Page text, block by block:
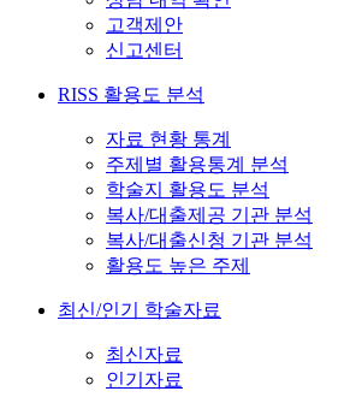
고객제안
신고센터
RISS 활용도 분석
자료 현황 통계
주제별 활용통계 분석
학술지 활용도 분석
복사/대출제공 기관 분석
복사/대출신청 기관 분석
활용도 높은 주제
최신/인기 학술자료
최신자료
인기자료